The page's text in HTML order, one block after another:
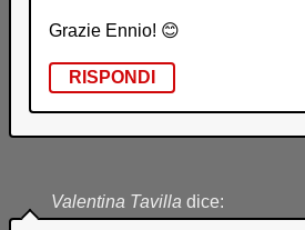
Grazie Ennio! 😊
RISPONDI
Valentina Tavilla dice: